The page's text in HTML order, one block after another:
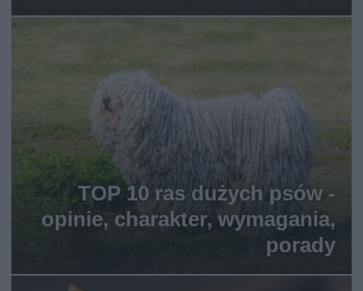
TOP 10 ras dużych psów -
opinie, charakter, wymagania,
porady